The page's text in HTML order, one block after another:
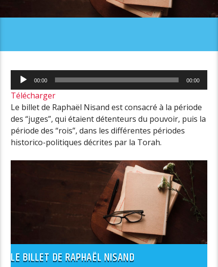
Lecteur
audio
00:00 00:00
Télécharger
Le billet de Raphaël Nisand est consacré à la période
des “juges”, qui étaient détenteurs du pouvoir, puis la
période des “rois”, dans les différentes périodes
historico-politiques décrites par la Torah.
LE BILLET DE RAPHAËL NISAND